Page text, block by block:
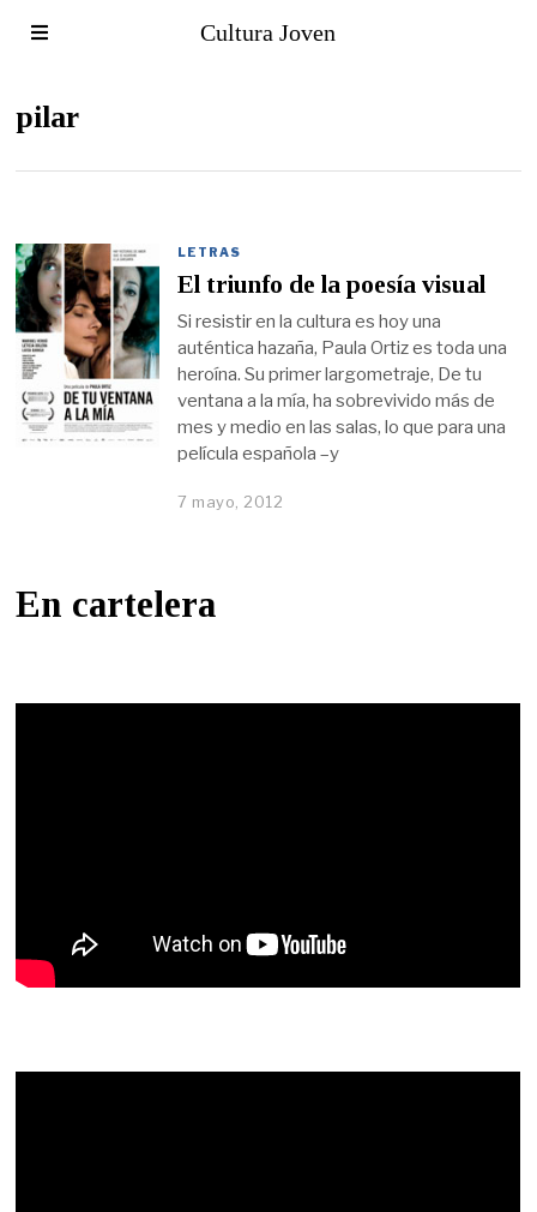
Cultura Joven
pilar
LETRAS
El triunfo de la poesía visual
Si resistir en la cultura es hoy una
auténtica hazaña, Paula Ortiz es toda una
heroína. Su primer largometraje, De tu
ventana a la mía, ha sobrevivido más de
mes y medio en las salas, lo que para una
película española –y
7 mayo, 2012
En cartelera